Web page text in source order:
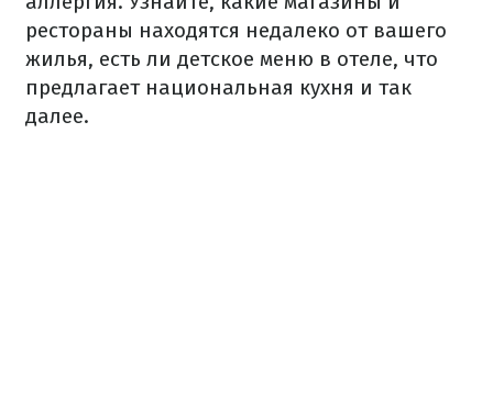
рестораны находятся недалеко от вашего
жилья, есть ли детское меню в отеле, что
предлагает национальная кухня и так
далее.